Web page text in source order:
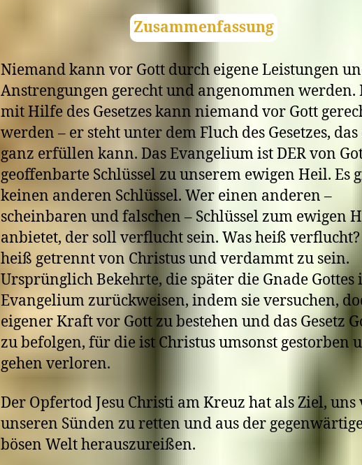
Zusammenfassung
Niemand kann vor Gott durch eigene Leistungen
Anstrengungen gerecht und angenommen werden.
mit Hilfe des Gesetzes kann niemand vor Gott
werden – er steht unter dem Fluch des Gesetzes,
ganz erfüllen kann. Das Evangelium ist DER von
geoffenbarte Schlüssel zu unserem ewigen Heil. Es
keinen anderen Schlüssel. Wer einen anderen –
scheinbaren und falschen – Schlüssel zum ewigen
anbietet, der soll verflucht sein. Was heiß verflucht?
heiß getrennt von Christus und verdammt zu sein.
Ursprünglich Bekehrte, die später die Gnade Gottes
Evangelium zurückweisen, indem sie versuchen,
eigener Kraft vor Gott zu bestehen und das Gesetz
zu befolgen, für die ist Christus umsonst gestorben
gehen verloren.
Der Opfertod Jesu Christi am Kreuz hat als Ziel, uns
unseren Sünden zu retten und aus der
bösen Welt herauszureißen.